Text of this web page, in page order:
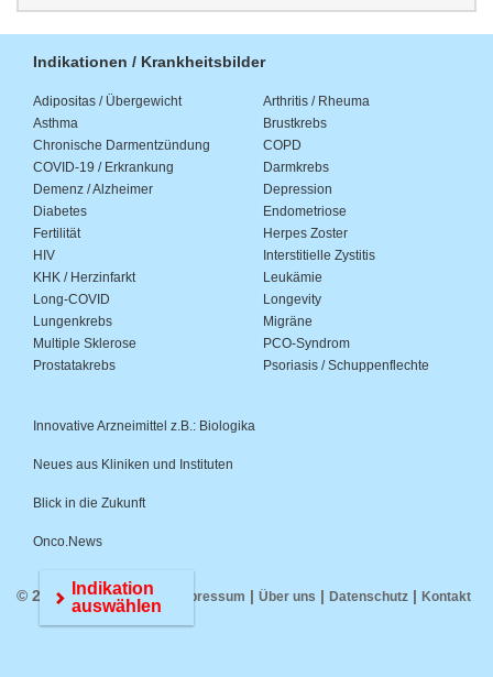
Indikationen / Krankheitsbilder
Adipositas / Übergewicht
Arthritis / Rheuma
Asthma
Brustkrebs
Chronische Darmentzündung
COPD
COVID-19 / Erkrankung
Darmkrebs
Demenz / Alzheimer
Depression
Diabetes
Endometriose
Fertilität
Herpes Zoster
HIV
Interstitielle Zystitis
KHK / Herzinfarkt
Leukämie
Long-COVID
Longevity
Lungenkrebs
Migräne
Multiple Sklerose
PCO-Syndrom
Prostatakrebs
Psoriasis / Schuppenflechte
Innovative Arzneimittel z.B.: Biologika
Neues aus Kliniken und Instituten
Blick in die Zukunft
Onco.News
© 2026 Medwiss.de | Impressum | Über uns | Datenschutz | Kontakt
Indikation
auswählen